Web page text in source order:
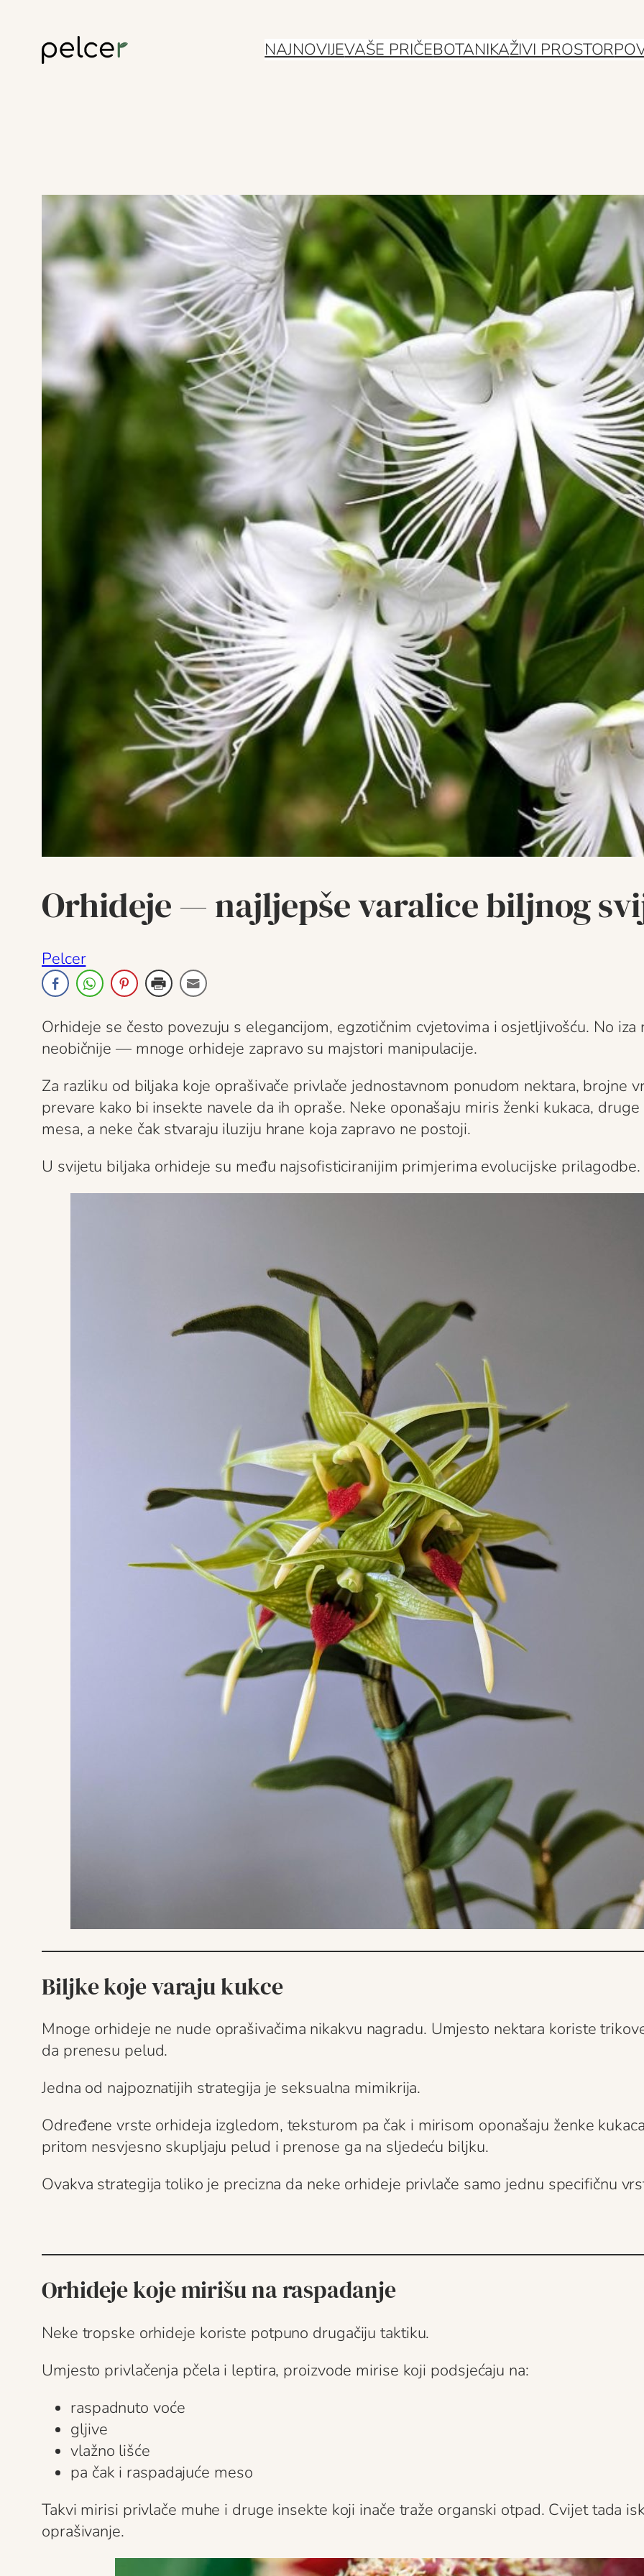
NAJNOVIJEVAŠE PRIČEBOTANIKAŽIVI PROSTOR
Orhideje — najljepše varalice biljnog
Pelcer
Orhideje se često povezuju s elegancijom, egzotičnim cvjetovima i osjetljivošću. No
neobičnije — mnoge orhideje zapravo su majstori manipulacije.
Za razliku od biljaka koje oprašivače privlače jednostavnom ponudom nektara, brojne
prevare kako bi insekte navele da ih opraše. Neke oponašaju miris ženki kukaca,
mesa, a neke čak stvaraju iluziju hrane koja zapravo ne postoji.
U svijetu biljaka orhideje su među najsofisticiranijim primjerima evolucijske prilagodbe.
Biljke koje varaju kukce
Mnoge orhideje ne nude oprašivačima nikakvu nagradu. Umjesto nektara koriste
da prenesu pelud.
Jedna od najpoznatijih strategija je seksualna mimikrija.
Određene vrste orhideja izgledom, teksturom pa čak i mirisom oponašaju ženke
pritom nesvjesno skupljaju pelud i prenose ga na sljedeću biljku.
Ovakva strategija toliko je precizna da neke orhideje privlače samo jednu specifičnu
Orhideje koje mirišu na raspadanje
Neke tropske orhideje koriste potpuno drugačiju taktiku.
Umjesto privlačenja pčela i leptira, proizvode mirise koji podsjećaju na:
raspadnuto voće
gljive
vlažno lišće
pa čak i raspadajuće meso
Takvi mirisi privlače muhe i druge insekte koji inače traže organski otpad. Cvijet tada
oprašivanje.